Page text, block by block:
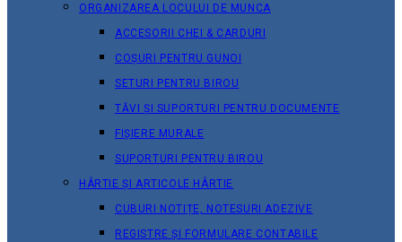
ORGANIZAREA LOCULUI DE MUNCA
ACCESORII CHEI & СARDURI
COȘURI PENTRU GUNOI
SETURI PENTRU BIROU
TĂVI ȘI SUPORTURI PENTRU DOCUMENTE
FIȘIERE MURALE
SUPORTURI PENTRU BIROU
HÂRTIE ȘI ARTICOLE HÂRTIE
CUBURI NOTIȚE, NOTESURI ADEZIVE
REGISTRE ȘI FORMULARE CONTABILE